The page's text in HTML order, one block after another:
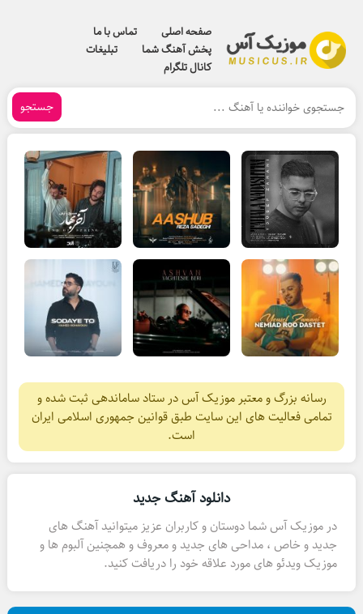
صفحه اصلی
تماس با ما
پخش آهنگ شما
تبلیغات
کانال تلگرام
جستجو
رسانه بزرگ و معتبر موزیک آس در ستاد ساماندهی ثبت شده و
تمامی فعالیت های این سایت طبق قوانین جمهوری اسلامی ایران
است.
دانلود آهنگ جدید
در موزیک آس شما دوستان و کاربران عزیز میتوانید آهنگ های
جدید و خاص ، مداحی های جدید و معروف و همچنین آلبوم ها و
موزیک ویدئو های مورد علاقه خود را دریافت کنید.